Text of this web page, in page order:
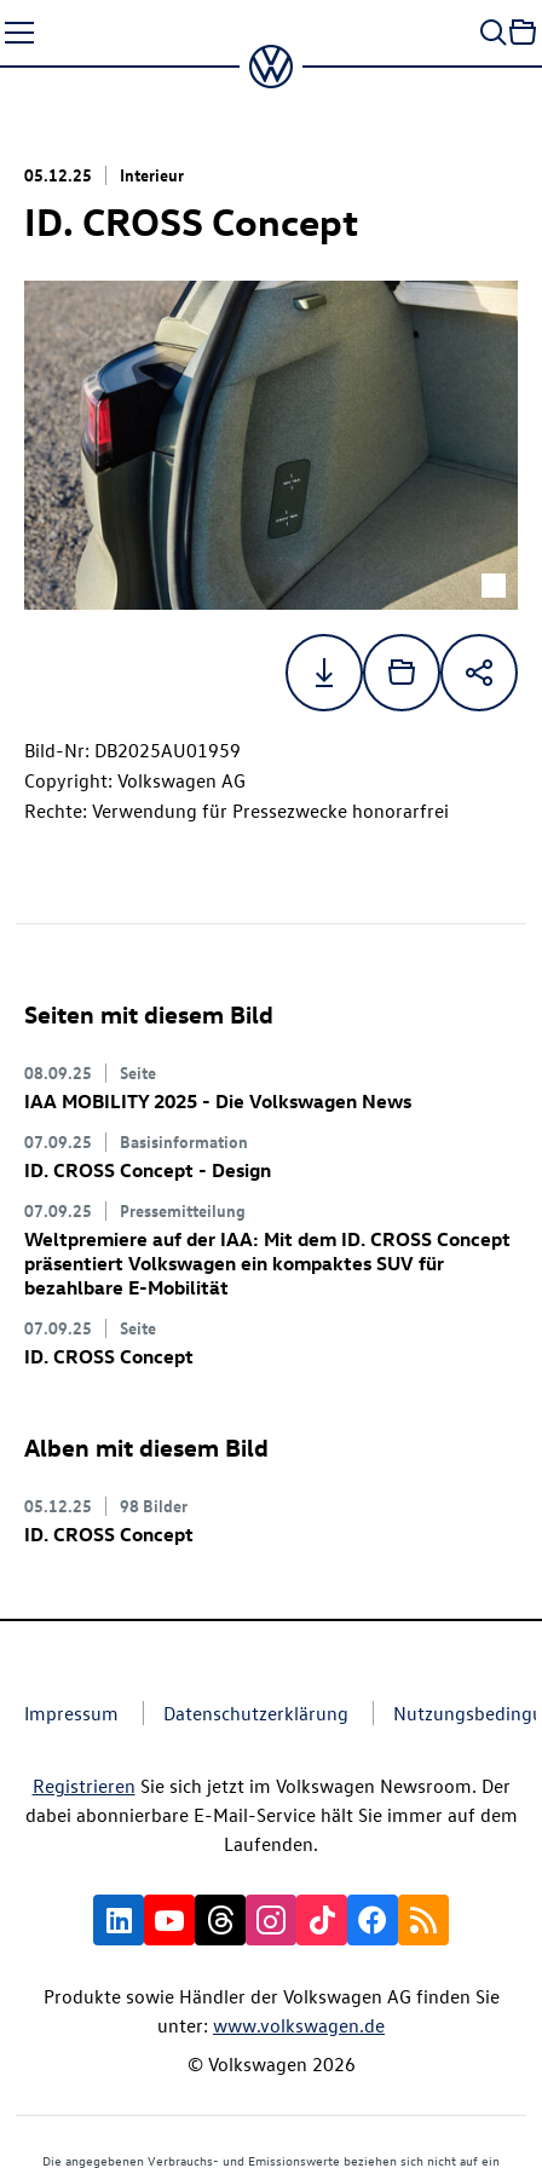
Seiteninhalt
springen
05.12.25 Interieur
ID. CROSS Concept
Bild-Nr: DB2025AU01959
Copyright: Volkswagen AG
Rechte: Verwendung für Pressezwecke honorarfrei
Seiten mit diesem Bild
08.09.25 Seite
IAA MOBILITY 2025 - Die Volkswagen News
07.09.25 Basisinformation
ID. CROSS Concept - Design
07.09.25 Pressemitteilung
Weltpremiere auf der IAA: Mit dem ID. CROSS Concept
präsentiert Volkswagen ein kompaktes SUV für
bezahlbare E-Mobilität
07.09.25 Seite
ID. CROSS Concept
Alben mit diesem Bild
05.12.25 98 Bilder
ID. CROSS Concept
Impressum Datenschutzerklärung
Registrieren Sie sich jetzt im Volkswagen Newsroom. Der
dabei abonnierbare E-Mail-Service hält Sie immer auf dem
Laufenden.
Produkte sowie Händler der Volkswagen AG finden Sie
unter: www.volkswagen.de
© Volkswagen 2026
Die angegebenen Verbrauchs- und Emissionswerte beziehen sich nicht auf ein